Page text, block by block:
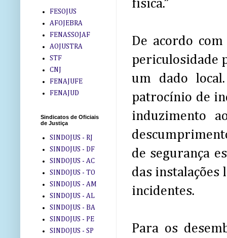
física.”
De acordo
periculosidade
um dado
patrocínio de
induzimento
de segurança
das instalações
incidentes.
Para os
FESOJUS
AFOJEBRA
FENASSOJAF
AOJUSTRA
STF
CNJ
FENAJUFE
FENAJUD
Sindicatos de Oficiais
de Justiça
SINDOJUS - RJ
SINDOJUS - DF
SINDOJUS - AC
SINDOJUS - TO
SINDOJUS - AM
SINDOJUS - AL
SINDOJUS - BA
SINDOJUS - PE
SINDOJUS - SP